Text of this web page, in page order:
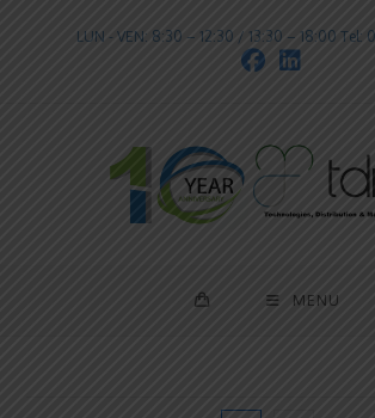
LUN - VEN: 8:30 – 12:30 / 13:30 – 18:00 Tel:
MENU